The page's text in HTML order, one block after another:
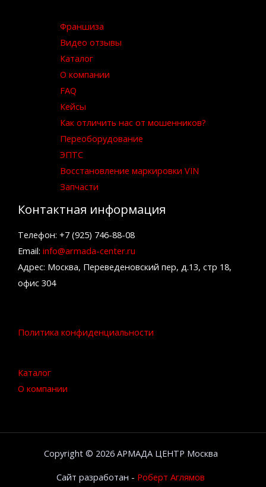
Франшиза
Видео отзывы
Каталог
О компании
FAQ
Кейсы
Как отличить нас от мошенников?
Переоборудование
ЭПТС
Восстановление маркировки VIN
Запчасти
Контактная информация
Телефон: +7 (925) 746-88-08
Email: info@armada-center.ru
Адрес: Москва, Переведеновский пер, д.13, стр 18,
офис 304
Политика конфиденциальности
Каталог
О компании
Copyright © 2026 АРМАДА ЦЕНТР Москва
Сайт разработан - Роберт Аглямов